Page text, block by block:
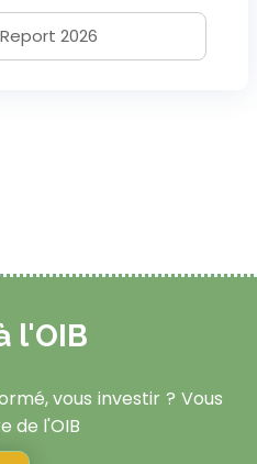
2026
l'OIB
vous investir ? Vous
de l'OIB